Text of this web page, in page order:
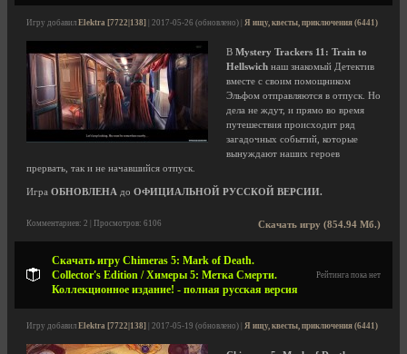
Игру добавил Elektra [7722|138] | 2017-05-26 (обновлено) | Я ищу, квесты, приключения (6441)
В Mystery Trackers 11: Train to
Hellswich наш знакомый Детектив
вместе с своим помощником
Эльфом отправляются в отпуск. Но
дела не ждут, и прямо во время
путешествия происходит ряд
загадочных событий, которые
вынуждают наших героев
прервать, так и не начавшийся отпуск.
Игра ОБНОВЛЕНА до ОФИЦИАЛЬНОЙ РУССКОЙ ВЕРСИИ.
Скачать игру (854.94 Мб.)
Комментариев: 2 | Просмотров: 6106
Скачать игру Chimeras 5: Mark of Death.
Collector's Edition / Химеры 5: Метка Cмерти.
Коллекционное издание! - полная русская версия
Рейтинга пока нет
Игру добавил Elektra [7722|138] | 2017-05-19 (обновлено) | Я ищу, квесты, приключения (6441)